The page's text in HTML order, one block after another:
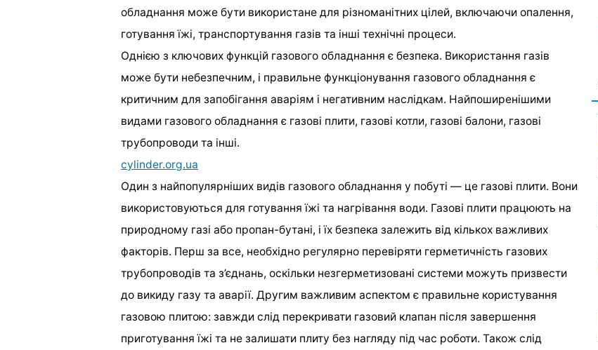
обладнання може бути використане для різноманітних цілей, включаючи опалення,
готування їжі, транспортування газів та інші технічні процеси.
Однією з ключових функцій газового обладнання є безпека. Використання газів
може бути небезпечним, і правильне функціонування газового обладнання є
критичним для запобігання аваріям і негативним наслідкам. Найпоширенішими
видами газового обладнання є газові плити, газові котли, газові балони, газові
трубопроводи та інші.
cylinder.org.ua
Один з найпопулярніших видів газового обладнання у побуті — це газові плити. Вони
використовуються для готування їжі та нагрівання води. Газові плити працюють на
природному газі або пропан-бутані, і їх безпека залежить від кількох важливих
факторів. Перш за все, необхідно регулярно перевіряти герметичність газових
трубопроводів та з’єднань, оскільки незгерметизовані системи можуть призвести
до викиду газу та аварії. Другим важливим аспектом є правильне користування
газовою плитою: завжди слід перекривати газовий клапан після завершення
приготування їжі та не залишати плиту без нагляду під час роботи. Також слід